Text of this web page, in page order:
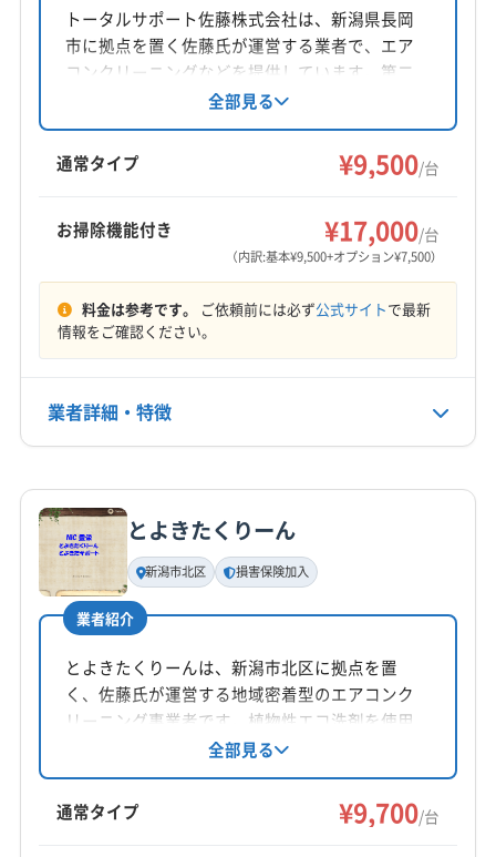
東京都中央区八丁堀3-16-6 八重洲プレイス7 F
対応地域
新潟市江南区 新潟市秋葉区
新潟市西区
新潟市中央区 新潟市東区
新潟市北区
阿賀野市
加茂市 新発田市
長岡市
北蒲原郡聖籠町
(東京都) 江戸川区
(東京都) 港区
(東京都) 荒川区
(東京都) 渋谷区
(東京都) 新宿区
(東京都) 杉並区
(東京都) 世田谷区
(東京都) 千代田区
(東京都) 足立区
(東京都) 台東区
(東京都) 大田区
(東京都) 文京区
(神奈川県) 横浜市戸塚区
(神奈川県) 横浜市港南区
(神奈川県) 横浜市港北区
(神奈川県) 横浜市神奈川区
(神奈川県) 横浜市瀬谷区
(神奈川県) 横浜市西区
(神奈川県) 横浜市青葉区
(神奈川県) 横浜市泉区
(神奈川県) 横浜市都筑区
(神奈川県) 横浜市南区
(神奈川県) 横浜市保土ケ谷区
(神奈川県) 横浜市緑区
(神奈川県) 川崎市幸区
(神奈川県) 川崎市高津区
(神奈川県) 川崎市川崎区
(神奈川県) 川崎市多摩区
(神奈川県) 川崎市中原区
9:30〜18:30
定休日
電話番号
公式HP
公式サイトを見る
トータルサポート佐藤株式会社は、新潟県長岡
市に拠点を置く佐藤氏が運営する業者で、エア
コンクリーニングなどを提供しています。第二
種電気工事士の資格を持ち、損害保険にも加
入。丁寧な対応と事前の作業説明を心掛けてい
ます。複数台割引や消臭抗菌コート等のオプシ
ョンも用意しています。
全部見る
通常タイプ ¥9,500/台
お掃除機能付き ¥17,000/台
（内訳:基本¥9,500+オプション¥7,500）
料金は参考です。 ご依頼前には必ず公式サイトで最新
情報をご確認ください。
業者詳細・特徴
基本情報
代表者名
佐藤
所在地
新潟県長岡市
対応地域
新潟市江南区 新潟市秋葉区
新潟市西区
新潟市中央区 新潟市東区
新潟市北区
阿賀野市
燕市 見附市
五泉市
とよきたくりーん
新潟市北区 損害保険加入
業者紹介
とよきたくりーんは、新潟市北区に拠点を置
く、佐藤氏が運営する地域密着型のエアコンク
リーニング事業者です。植物性エコ洗剤を使用
し、環境にも配慮。営業時間外の相談も可能で
す。損害保険加入済み。フィトンチッド抗菌サ
ービスも実施中です。
全部見る
通常タイプ ¥9,700/台